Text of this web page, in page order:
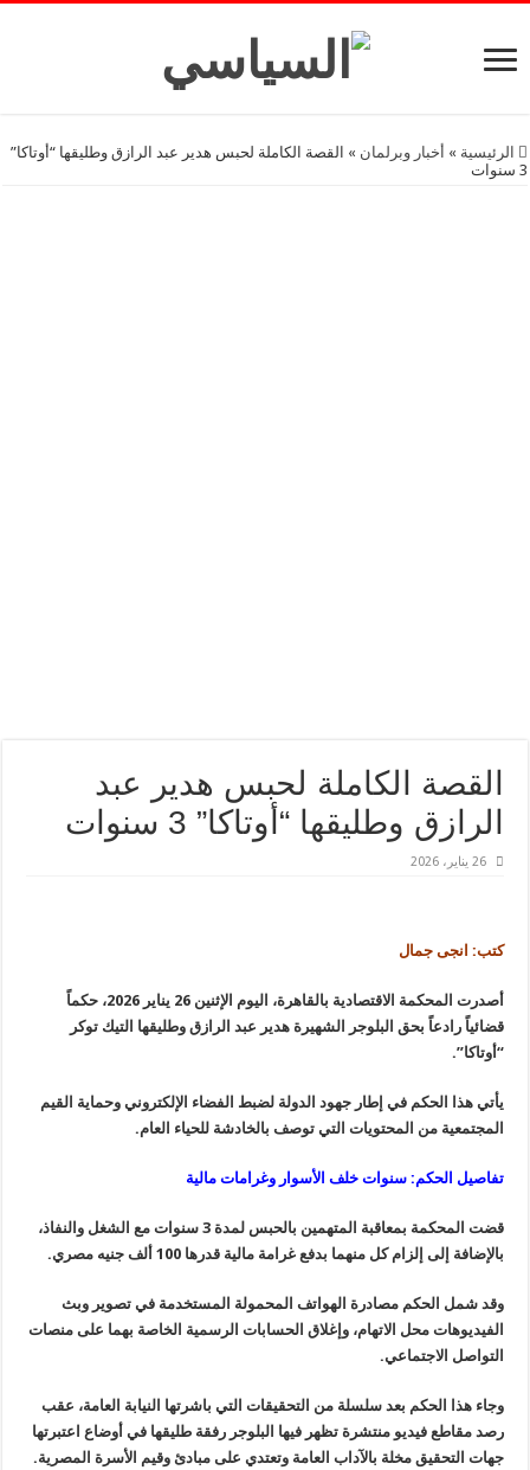
الرئيسية » أخبار وبرلمان » القصة الكاملة لحبس هدير عبد الرازق وطليقها “أوتاكا”
3 سنوات
القصة الكاملة لحبس هدير عبد
الرازق وطليقها “أوتاكا” 3 سنوات
26 يناير، 2026
كتب: انجى جمال
أصدرت المحكمة الاقتصادية بالقاهرة، اليوم الإثنين 26 يناير 2026، حكماً
قضائياً رادعاً بحق البلوجر الشهيرة هدير عبد الرازق وطليقها التيك توكر
“أوتاكا”.
يأتي هذا الحكم في إطار جهود الدولة لضبط الفضاء الإلكتروني وحماية القيم
المجتمعية من المحتويات التي توصف بالخادشة للحياء العام.
تفاصيل الحكم: سنوات خلف الأسوار وغرامات مالية
قضت المحكمة بمعاقبة المتهمين بالحبس لمدة 3 سنوات مع الشغل والنفاذ،
بالإضافة إلى إلزام كل منهما بدفع غرامة مالية قدرها 100 ألف جنيه مصري.
وقد شمل الحكم مصادرة الهواتف المحمولة المستخدمة في تصوير وبث
الفيديوهات محل الاتهام، وإغلاق الحسابات الرسمية الخاصة بهما على منصات
التواصل الاجتماعي.
وجاء هذا الحكم بعد سلسلة من التحقيقات التي باشرتها النيابة العامة، عقب
رصد مقاطع فيديو منتشرة تظهر فيها البلوجر رفقة طليقها في أوضاع اعتبرتها
جهات التحقيق مخلة بالآداب العامة وتعتدي على مبادئ وقيم الأسرة المصرية.